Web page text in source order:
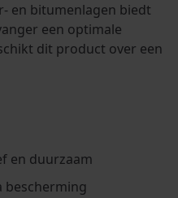
en bitumenlagen biedt
een optimale
dit product over een
en duurzaam
bescherming